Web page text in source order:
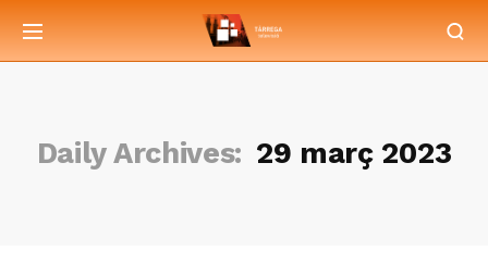
Daily Archives: 29 març 2023